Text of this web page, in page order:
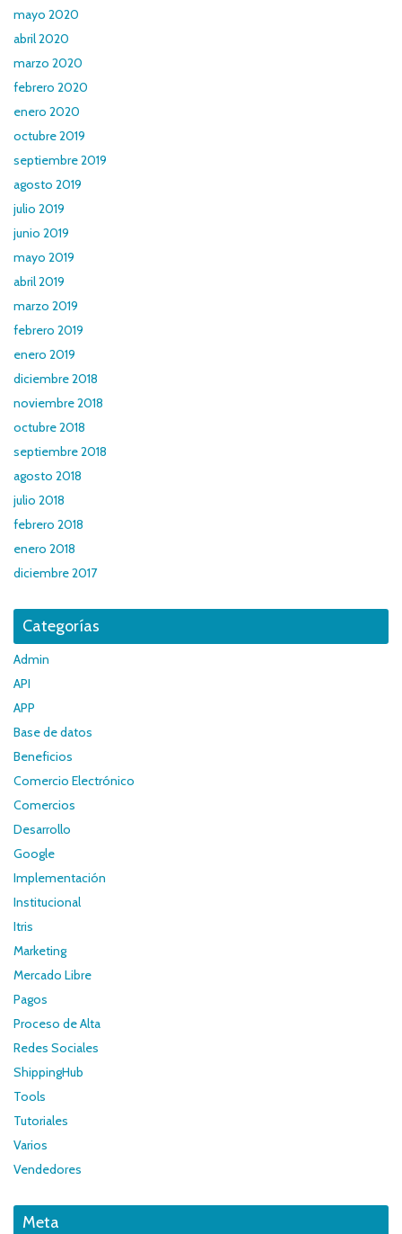
mayo 2020
abril 2020
marzo 2020
febrero 2020
enero 2020
octubre 2019
septiembre 2019
agosto 2019
julio 2019
junio 2019
mayo 2019
abril 2019
marzo 2019
febrero 2019
enero 2019
diciembre 2018
noviembre 2018
octubre 2018
septiembre 2018
agosto 2018
julio 2018
febrero 2018
enero 2018
diciembre 2017
Categorías
Admin
API
APP
Base de datos
Beneficios
Comercio Electrónico
Comercios
Desarrollo
Google
Implementación
Institucional
Itris
Marketing
Mercado Libre
Pagos
Proceso de Alta
Redes Sociales
ShippingHub
Tools
Tutoriales
Varios
Vendedores
Meta